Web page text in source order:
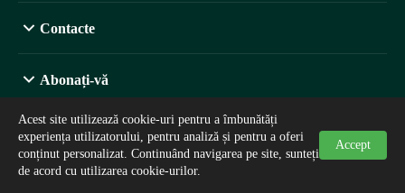
Acest site utilizează cookie-uri pentru a îmbunătăți
experiența utilizatorului, pentru analiză și pentru a oferi
conținut personalizat. Continuând navigarea pe site, sunteți
de acord cu utilizarea cookie-urilor.
Accept
Contacte
Abonați-vă
©2026. suplimentealimentare.md